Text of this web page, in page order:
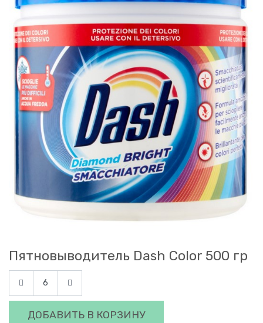
Пятновыводитель Dash Color 500 гр
ДОБАВИТЬ В КОРЗИНУ